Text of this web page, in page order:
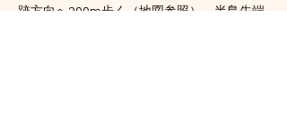
跡方向へ200m歩く（地図参照）。半島先端